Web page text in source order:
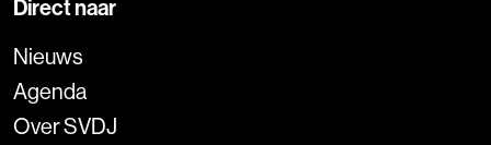
Direct naar
Nieuws
Agenda
Over SVDJ